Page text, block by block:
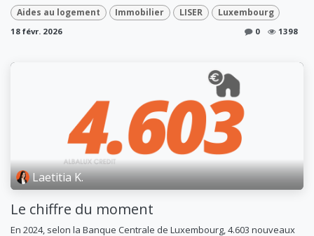
Aides au logement Immobilier LISER Luxembourg
18 févr. 2026 0 1398
Laetitia K.
Le chiffre du moment
En 2024, selon la Banque Centrale de Luxembourg, 4.603 nouveaux